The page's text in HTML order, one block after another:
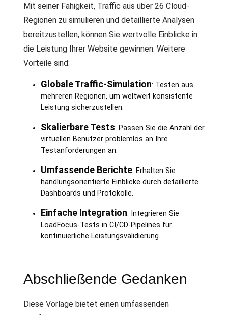
Mit seiner Fähigkeit, Traffic aus über 26 Cloud-
Regionen zu simulieren und detaillierte Analysen
bereitzustellen, können Sie wertvolle Einblicke in
die Leistung Ihrer Website gewinnen. Weitere
Vorteile sind:
Globale Traffic-Simulation: Testen aus
mehreren Regionen, um weltweit konsistente
Leistung sicherzustellen.
Skalierbare Tests: Passen Sie die Anzahl der
virtuellen Benutzer problemlos an Ihre
Testanforderungen an.
Umfassende Berichte: Erhalten Sie
handlungsorientierte Einblicke durch detaillierte
Dashboards und Protokolle.
Einfache Integration: Integrieren Sie
LoadFocus-Tests in CI/CD-Pipelines für
kontinuierliche Leistungsvalidierung.
Abschließende Gedanken
Diese Vorlage bietet einen umfassenden